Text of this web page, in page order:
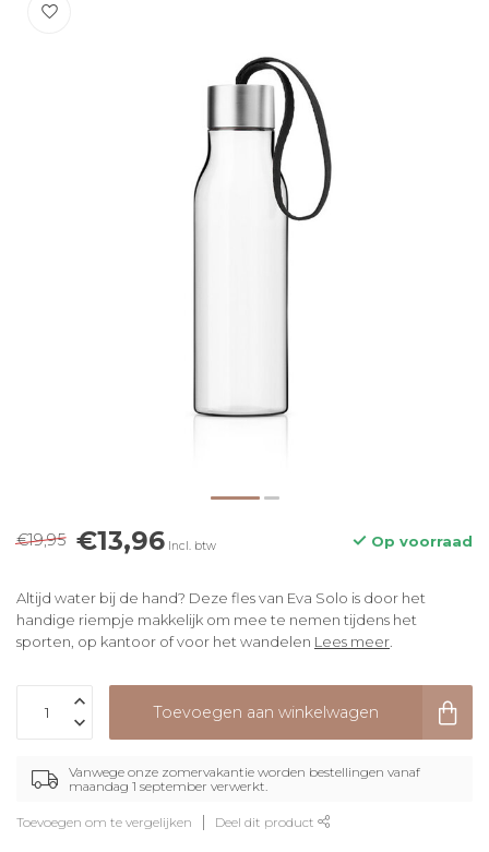
€19,95 €13,96 Incl. btw Op voorraad
Altijd water bij de hand? Deze fles van Eva Solo is door het
handige riempje makkelijk om mee te nemen tijdens het
sporten, op kantoor of voor het wandelen Lees meer.
Toevoegen aan winkelwagen
Vanwege onze zomervakantie worden bestellingen vanaf
maandag 1 september verwerkt.
Toevoegen om te vergelijken Deel dit product